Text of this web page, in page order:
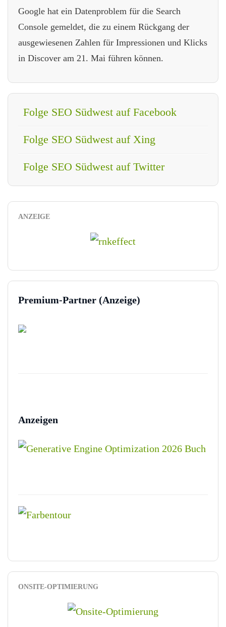
Google hat ein Datenproblem für die Search
Console gemeldet, die zu einem Rückgang der
ausgewiesenen Zahlen für Impressionen und Klicks
in Discover am 21. Mai führen können.
Folge SEO Südwest auf Facebook
Folge SEO Südwest auf Xing
Folge SEO Südwest auf Twitter
ANZEIGE
Premium-Partner (Anzeige)
Anzeigen
ONSITE-OPTIMIERUNG